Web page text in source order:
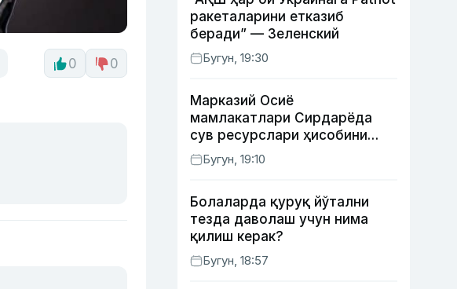
0 0
ракеталарини етказиб
беради” — Зеленский
Бугун, 19:30
Марказий Осиё
мамлакатлари Сирдарёда
сув ресурслари ҳисобини
автоматлаштириш режасини
ишлаб чиқишни маъқуллади
Бугун, 19:10
Болаларда қуруқ йўтални
тезда даволаш учун нима
қилиш керак?
Бугун, 18:57